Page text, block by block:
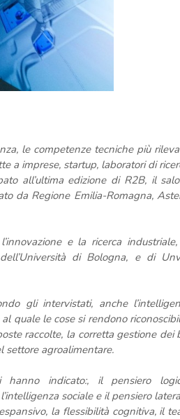
le competenze tecniche più
a imprese, startup, laboratori di
all’ultima edizione di R2B, il
da Regione Emilia-Romagna,
e la ricerca
di Bologna, e di
gli intervistati, anche
quale le cose si rendono
raccolte, la corretta gestione dei
agroalimentare.
hanno indicato:, il pensiero
sociale e il pensiero
la flessibilità cognitiva, il